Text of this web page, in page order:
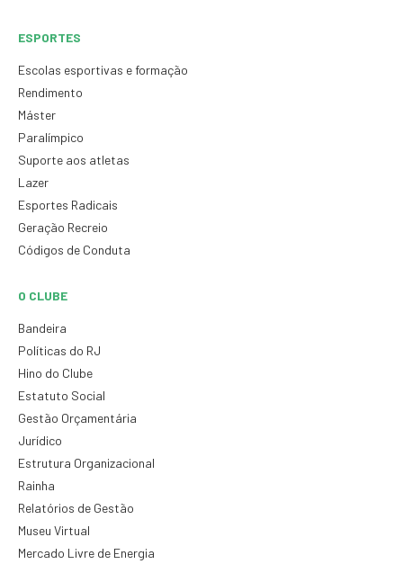
ESPORTES
Escolas esportivas e formação
Rendimento
Máster
Paralímpico
Suporte aos atletas
Lazer
Esportes Radicais
Geração Recreio
Códigos de Conduta
O CLUBE
Bandeira
Políticas do RJ
Hino do Clube
Estatuto Social
Gestão Orçamentária
Jurídico
Estrutura Organizacional
Rainha
Relatórios de Gestão
Museu Virtual
Mercado Livre de Energia